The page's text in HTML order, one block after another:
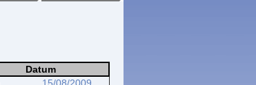
Datum
15/08/2009